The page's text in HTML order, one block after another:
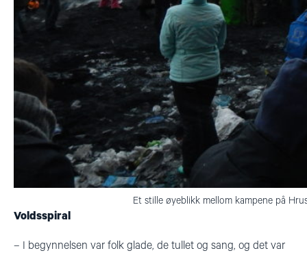
Et stille øyeblikk mellom kampene på
Voldsspiral
– I begynnelsen var folk glade, de tullet og sang, og det var